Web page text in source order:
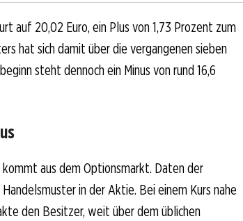
auf 20,02 Euro, ein Plus von 1,73 Prozent zum
hat sich damit über die vergangenen sieben
steht dennoch ein Minus von rund 16,6
aus dem Optionsmarkt. Daten der
in der Aktie. Bei einem Kurs nahe
den Besitzer, weit über dem üblichen